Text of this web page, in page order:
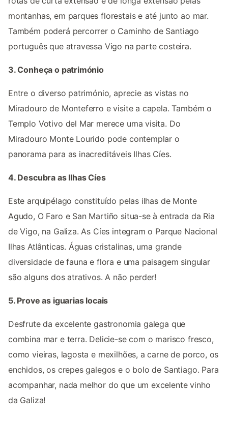
montanhas, em parques florestais e até junto ao mar.
Também poderá percorrer o Caminho de Santiago
português que atravessa Vigo na parte costeira.
3. Conheça o património
Entre o diverso património, aprecie as vistas no
Miradouro de Monteferro e visite a capela. Também o
Templo Votivo del Mar merece uma visita. Do
Miradouro Monte Lourido pode contemplar o
panorama para as inacreditáveis Ilhas Cíes.
4. Descubra as Ilhas Cíes
Este arquipélago constituído pelas ilhas de Monte
Agudo, O Faro e San Martiño situa-se à entrada da Ria
de Vigo, na Galiza. As Cíes integram o Parque Nacional
Ilhas Atlânticas. Águas cristalinas, uma grande
diversidade de fauna e flora e uma paisagem singular
são alguns dos atrativos. A não perder!
5. Prove as iguarias locais
Desfrute da excelente gastronomia galega que
combina mar e terra. Delicie-se com o marisco fresco,
como vieiras, lagosta e mexilhões, a carne de porco, os
enchidos, os crepes galegos e o bolo de Santiago. Para
acompanhar, nada melhor do que um excelente vinho
da Galiza!